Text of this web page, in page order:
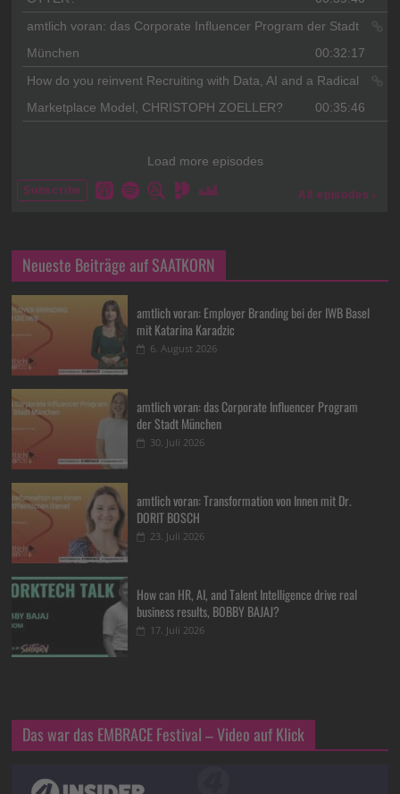
Neueste Beiträge auf SAATKORN
amtlich voran: Employer Branding bei der IWB Basel
mit Katarina Karadzic
6. August 2026
amtlich voran: das Corporate Influencer Program
der Stadt München
30. Juli 2026
amtlich voran: Transformation von Innen mit Dr.
DORIT BOSCH
23. Juli 2026
How can HR, AI, and Talent Intelligence drive real
business results, BOBBY BAJAJ?
17. Juli 2026
Das war das EMBRACE Festival – Video auf Klick